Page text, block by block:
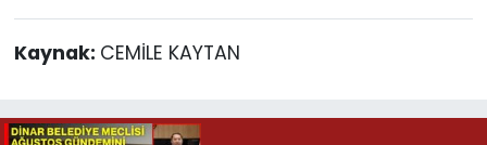
Kaynak: CEMİLE KAYTAN